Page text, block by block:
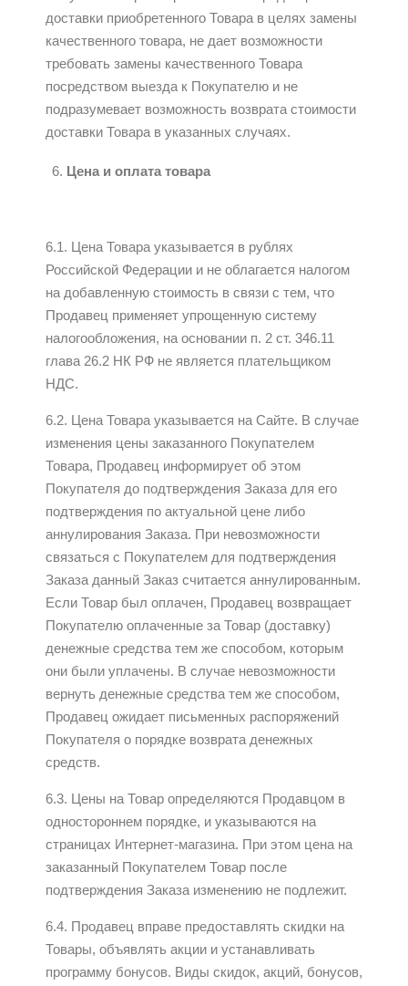
доставки приобретенного Товара в целях замены
качественного товара, не дает возможности
требовать замены качественного Товара
посредством выезда к Покупателю и не
подразумевает возможность возврата стоимости
доставки Товара в указанных случаях.
Цена и оплата товара
6.1. Цена Товара указывается в рублях
Российской Федерации и не облагается налогом
на добавленную стоимость в связи с тем, что
Продавец применяет упрощенную систему
налогообложения, на основании п. 2 ст. 346.11
глава 26.2 НК РФ не является плательщиком
НДС.
6.2. Цена Товара указывается на Сайте. В случае
изменения цены заказанного Покупателем
Товара, Продавец информирует об этом
Покупателя до подтверждения Заказа для его
подтверждения по актуальной цене либо
аннулирования Заказа. При невозможности
связаться с Покупателем для подтверждения
Заказа данный Заказ считается аннулированным.
Если Товар был оплачен, Продавец возвращает
Покупателю оплаченные за Товар (доставку)
денежные средства тем же способом, которым
они были уплачены. В случае невозможности
вернуть денежные средства тем же способом,
Продавец ожидает письменных распоряжений
Покупателя о порядке возврата денежных
средств.
6.3. Цены на Товар определяются Продавцом в
одностороннем порядке, и указываются на
страницах Интернет-магазина. При этом цена на
заказанный Покупателем Товар после
подтверждения Заказа изменению не подлежит.
6.4. Продавец вправе предоставлять скидки на
Товары, объявлять акции и устанавливать
программу бонусов. Виды скидок, акций, бонусов,